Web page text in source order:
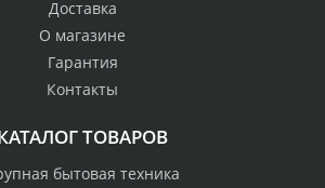
Доставка
О магазине
Гарантия
Контакты
ТОВАРОВ
бытовая техника